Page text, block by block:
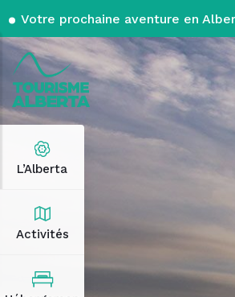
Votre prochaine aventure en
L’Alberta
Activités